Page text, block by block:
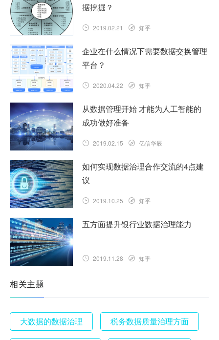
据挖掘？
2019.02.21 知乎
企业在什么情况下需要数据交换管理
平台？
2020.04.22 知乎
从数据管理开始 才能为人工智能的
成功做好准备
2019.02.15 亿信华辰
如何实现数据治理合作交流的4点建
议
2019.10.25 知乎
五方面提升银行业数据治理能力
2019.11.28 知乎
相关主题
大数据的数据治理 税务数据质量治理方面